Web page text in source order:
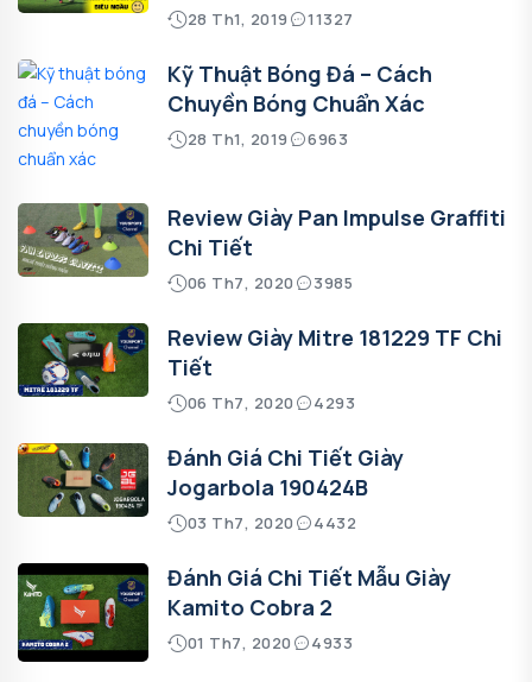
28 Th1, 2019 11327
Kỹ Thuật Bóng Đá – Cách
Chuyền Bóng Chuẩn Xác
28 Th1, 2019 6963
Review Giày Pan Impulse Graffiti
Chi Tiết
06 Th7, 2020 3985
Review Giày Mitre 181229 TF Chi
Tiết
06 Th7, 2020 4293
Đánh Giá Chi Tiết Giày
Jogarbola 190424B
03 Th7, 2020 4432
Đánh Giá Chi Tiết Mẫu Giày
Kamito Cobra 2
01 Th7, 2020 4933